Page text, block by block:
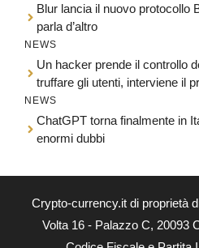
Blur lancia il nuovo protocollo
parla d’altro
NEWS
Un hacker prende il controllo
truffare gli utenti, interviene il
NEWS
ChatGPT torna finalmente in
enormi dubbi
Crypto-currency.it di proprietà
Volta 16 - Palazzo C, 20093